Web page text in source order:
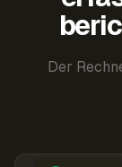
Der